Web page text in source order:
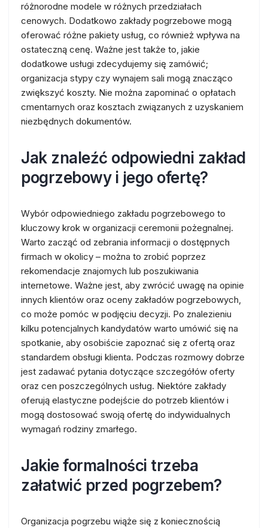
różnorodne modele w różnych przedziałach
cenowych. Dodatkowo zakłady pogrzebowe mogą
oferować różne pakiety usług, co również wpływa na
ostateczną cenę. Ważne jest także to, jakie
dodatkowe usługi zdecydujemy się zamówić;
organizacja stypy czy wynajem sali mogą znacząco
zwiększyć koszty. Nie można zapominać o opłatach
cmentarnych oraz kosztach związanych z uzyskaniem
niezbędnych dokumentów.
Jak znaleźć odpowiedni zakład
pogrzebowy i jego ofertę?
Wybór odpowiedniego zakładu pogrzebowego to
kluczowy krok w organizacji ceremonii pożegnalnej.
Warto zacząć od zebrania informacji o dostępnych
firmach w okolicy – można to zrobić poprzez
rekomendacje znajomych lub poszukiwania
internetowe. Ważne jest, aby zwrócić uwagę na opinie
innych klientów oraz oceny zakładów pogrzebowych,
co może pomóc w podjęciu decyzji. Po znalezieniu
kilku potencjalnych kandydatów warto umówić się na
spotkanie, aby osobiście zapoznać się z ofertą oraz
standardem obsługi klienta. Podczas rozmowy dobrze
jest zadawać pytania dotyczące szczegółów oferty
oraz cen poszczególnych usług. Niektóre zakłady
oferują elastyczne podejście do potrzeb klientów i
mogą dostosować swoją ofertę do indywidualnych
wymagań rodziny zmarłego.
Jakie formalności trzeba
załatwić przed pogrzebem?
Organizacja pogrzebu wiąże się z koniecznością